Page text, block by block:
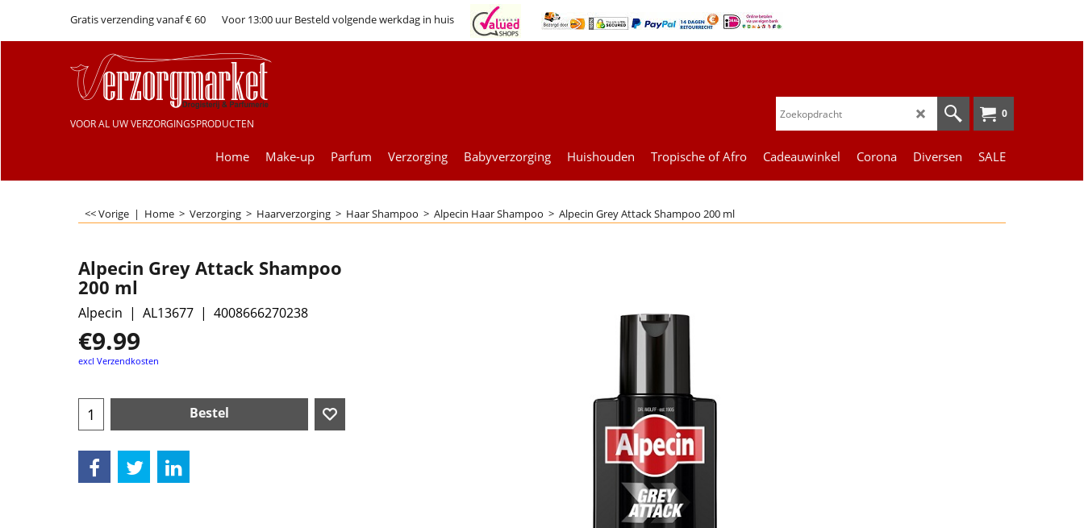
Gratis verzending vanaf € 60 Voor 13:00 uur Besteld volgende werkdag in huis
VOOR AL UW VERZORGINGSPRODUCTEN
0
Home Make-up Parfum Verzorging Babyverzorging Huishouden Tropische of Afro Cadeauwinkel Corona Diversen SALE
<< Vorige | Home > Verzorging > Haarverzorging > Haar Shampoo > Alpecin Haar Shampoo > Alpecin Grey Attack Shampoo 200 ml
Alpecin Grey Attack Shampoo
200 ml
Alpecin AL13677 4008666270238
€9.99
excl Verzendkosten
Bestel